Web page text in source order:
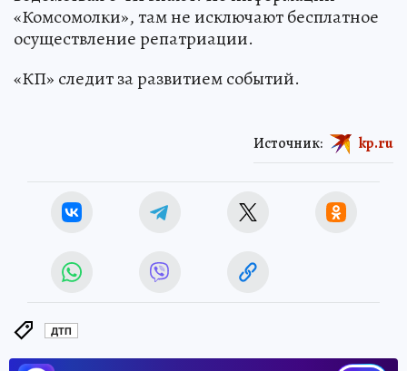
«Комсомолки», там не исключают бесплатное
осуществление репатриации.
«КП» следит за развитием событий.
Источник: kp.ru
ДТП